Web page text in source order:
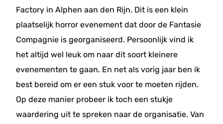
Factory in Alphen aan den Rijn. Dit is een klein
plaatselijk horror evenement dat door de Fantasie
Compagnie is georganiseerd. Persoonlijk vind ik
het altijd wel leuk om naar dit soort kleinere
evenementen te gaan. En net als vorig jaar ben ik
best bereid om er een stuk voor te moeten rijden.
Op deze manier probeer ik toch een stukje
waardering uit te spreken naar de organisatie. Van